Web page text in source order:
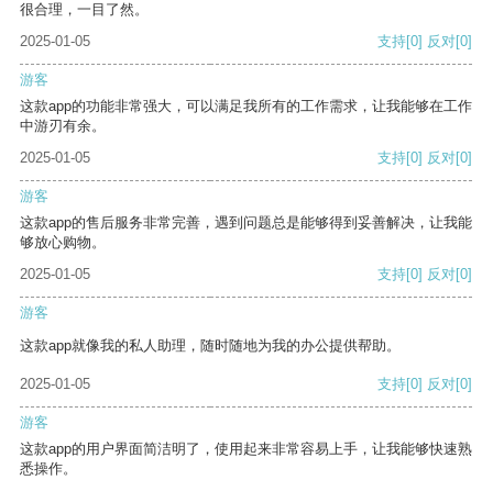
很合理，一目了然。
2025-01-05
支持[0] 反对[0]
游客
这款app的功能非常强大，可以满足我所有的工作需求，让我能够在工作
中游刃有余。
2025-01-05
支持[0] 反对[0]
游客
这款app的售后服务非常完善，遇到问题总是能够得到妥善解决，让我能
够放心购物。
2025-01-05
支持[0] 反对[0]
游客
这款app就像我的私人助理，随时随地为我的办公提供帮助。
2025-01-05 支持[0] 反对[0]
游客
这款app的用户界面简洁明了，使用起来非常容易上手，让我能够快速熟
悉操作。